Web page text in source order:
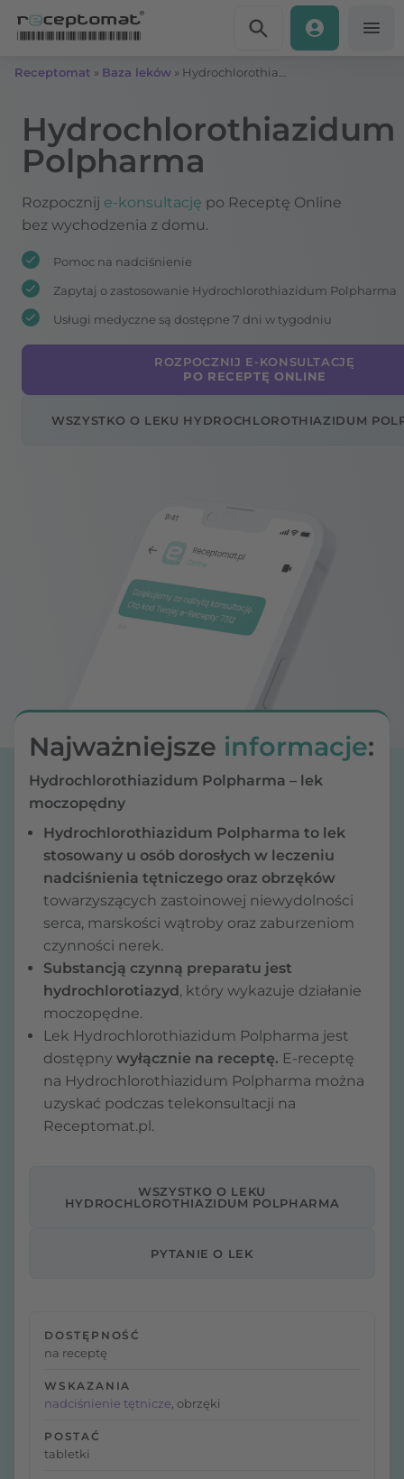
Receptomat » Baza leków »
Hydrochlorothiazidum
Polpharma
Rozpocznij e-konsultację po Receptę Online
bez wychodzenia z domu.
Pomoc na nadciśnienie
Zapytaj o zastosowanie Hydrochlorothiazidum Polpharma
Usługi medyczne są dostępne 7 dni w tygodniu
ROZPOCZNIJ E-KONSULTACJĘ
PO RECEPTĘ ONLINE
WSZYSTKO O LEKU HYDROCHLOROTHIAZIDUM
Najważniejsze informacje:
Hydrochlorothiazidum Polpharma – lek
moczopędny
Hydrochlorothiazidum Polpharma to lek
stosowany u osób dorosłych w leczeniu
nadciśnienia tętniczego oraz obrzęków
towarzyszących zastoinowej niewydolności
serca, marskości wątroby oraz zaburzeniom
czynności nerek.
Substancją czynną preparatu jest
hydrochlorotiazyd , który wykazuje działanie
moczopędne.
Lek Hydrochlorothiazidum Polpharma jest
dostępny wyłącznie na receptę. E-receptę
na Hydrochlorothiazidum Polpharma można
uzyskać podczas telekonsultacji na
Receptomat.pl.
WSZYSTKO O LEKU
HYDROCHLOROTHIAZIDUM POLPHARMA
PYTANIE O LEK
DOSTĘPNOŚĆ
na receptę
WSKAZANIA
nadciśnienie tętnicze , obrzęki
POSTAĆ
tabletki